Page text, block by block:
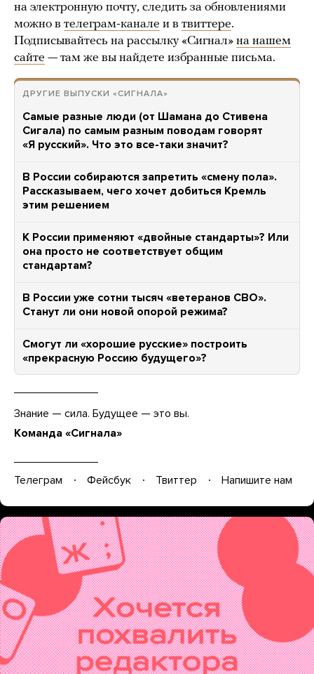
на электронную почту, следить за обновлениями
можно в телеграм-канале и в твиттере.
Подписывайтесь на рассылку «Сигнал» на нашем
сайте — там же вы найдете избранные письма.
ДРУГИЕ ВЫПУСКИ «СИГНАЛА»
Самые разные люди (от Шамана до Стивена
Сигала) по самым разным поводам говорят
«Я русский». Что это все-таки значит?
В России собираются запретить «смену пола».
Рассказываем, чего хочет добиться Кремль
этим решением
К России применяют «двойные стандарты»? Или
она просто не соответствует общим
стандартам?
В России уже сотни тысяч «ветеранов СВО».
Станут ли они новой опорой режима?
Смогут ли «хорошие русские» построить
«прекрасную Россию будущего»?
Знание — сила. Будущее — это вы.
Команда «Сигнала»
Телеграм Фейсбук Твиттер Напишите нам